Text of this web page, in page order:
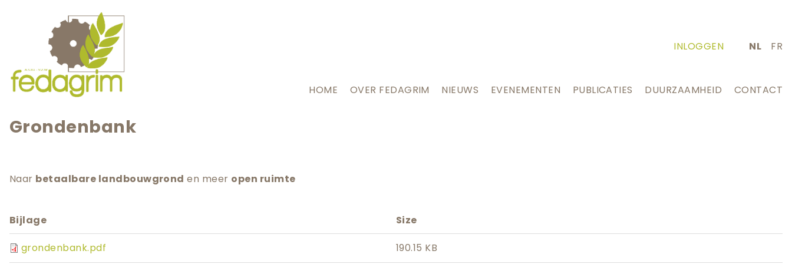
navigation
INLOGGEN NL FR
navigation
HOME OVER FEDAGRIM NIEUWS EVENEMENTEN PUBLICATIES DUURZAAMHEID CONTACT
Grondenbank
Naar betaalbare landbouwgrond en meer open ruimte
Bijlage Size
grondenbank.pdf 190.15 KB